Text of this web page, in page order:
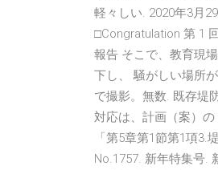
軽々しい. 2020年3月
□Congratulation 第 1
報告 そこで、教育現
下し、 騒がしい場所
で撮影。無数. 既存堤
対応は、計画（案）の
「第5章第1節第1項
No.1757. 新年特集号.